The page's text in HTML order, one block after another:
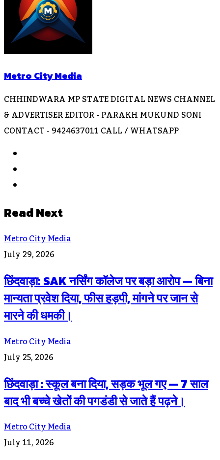
Metro City Media
CHHINDWARA MP STATE DIGITAL NEWS CHANNEL
& ADVERTISER EDITOR - PARAKH MUKUND SONI
CONTACT - 9424637011 CALL / WHATSAPP
Read Next
Metro City Media
July 29, 2026
छिंदवाड़ा: SAK नर्सिंग कॉलेज पर बड़ा आरोप — बिना
मान्यता प्रवेश दिया, फीस हड़पी, मांगने पर जान से
मारने की धमकी।
Metro City Media
July 25, 2026
छिंदवाड़ा : स्कूल बना दिया, सड़क भूल गए — 7 साल
बाद भी बच्चे खेतों की पगडंडी से जाते हैं पढ़ने।
Metro City Media
July 11, 2026